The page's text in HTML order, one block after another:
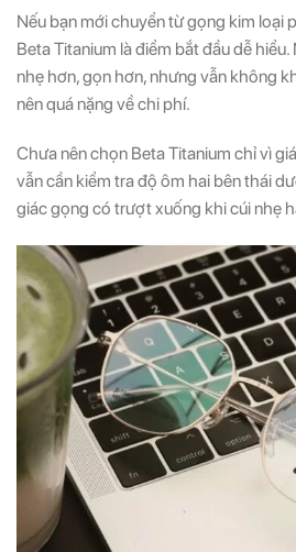
Nếu bạn mới chuyển từ gọng kim loại
Beta Titanium là điểm bắt đầu dễ
nhẹ hơn, gọn hơn, nhưng vẫn không
nên quá nặng về chi phí.
Chưa nên chọn Beta Titanium chỉ vì
vẫn cần kiểm tra độ ôm hai bên thái
giác gọng có trượt xuống khi cúi nhẹ